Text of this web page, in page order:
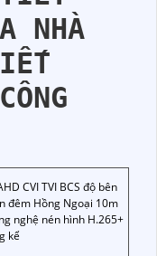
NHÀ
CVI TVI BCS độ bên
đêm Hồng Ngoại 10m
nghệ nén hình H.265+
kể